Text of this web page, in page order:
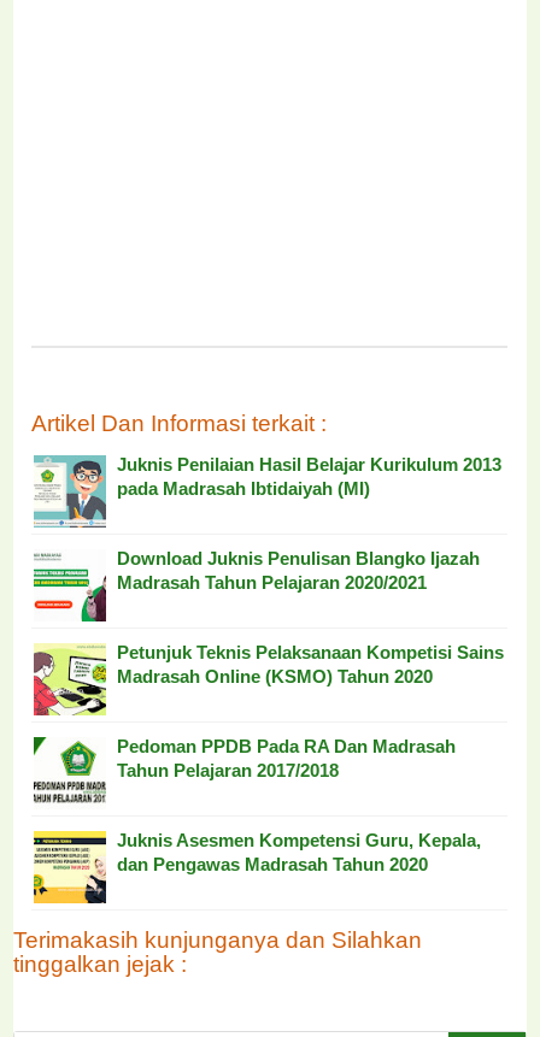
Artikel Dan Informasi terkait :
Juknis Penilaian Hasil Belajar Kurikulum 2013
pada Madrasah Ibtidaiyah (MI)
Download Juknis Penulisan Blangko Ijazah
Madrasah Tahun Pelajaran 2020/2021
Petunjuk Teknis Pelaksanaan Kompetisi Sains
Madrasah Online (KSMO) Tahun 2020
Pedoman PPDB Pada RA Dan Madrasah
Tahun Pelajaran 2017/2018
Juknis Asesmen Kompetensi Guru, Kepala,
dan Pengawas Madrasah Tahun 2020
Terimakasih kunjunganya dan Silahkan
tinggalkan jejak :